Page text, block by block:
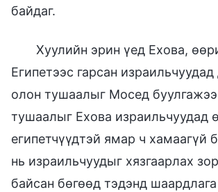
байдаг.
Хуулийн эрин үед Ехова,
Египетээс гарсан
олон тушаалыг Мосед
тушаалыг Ехова израильчуудад
египетчүүдтэй ямар ч хамаагүй
нь израильчуудыг хязгаарлах
байсан бөгөөд тэдэнд